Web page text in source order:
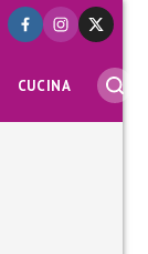
CUCINA